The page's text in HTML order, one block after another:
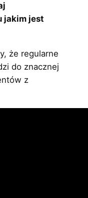
jakim jest
że regularne
do znacznej
z